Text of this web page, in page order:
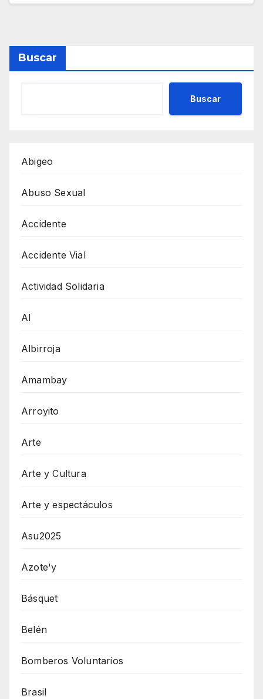
Buscar
Buscar
Abigeo
Abuso Sexual
Accidente
Accidente Vial
Actividad Solidaria
AI
Albirroja
Amambay
Arroyito
Arte
Arte y Cultura
Arte y espectáculos
Asu2025
Azote'y
Básquet
Belén
Bomberos Voluntarios
Brasil